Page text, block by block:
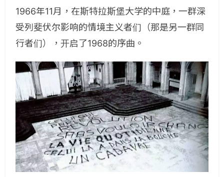
1966年11月，在斯特拉斯堡大学的中庭，一群深
受列斐伏尔影响的情境主义者们（那是另一群同
行者们），开启了1968的序曲。